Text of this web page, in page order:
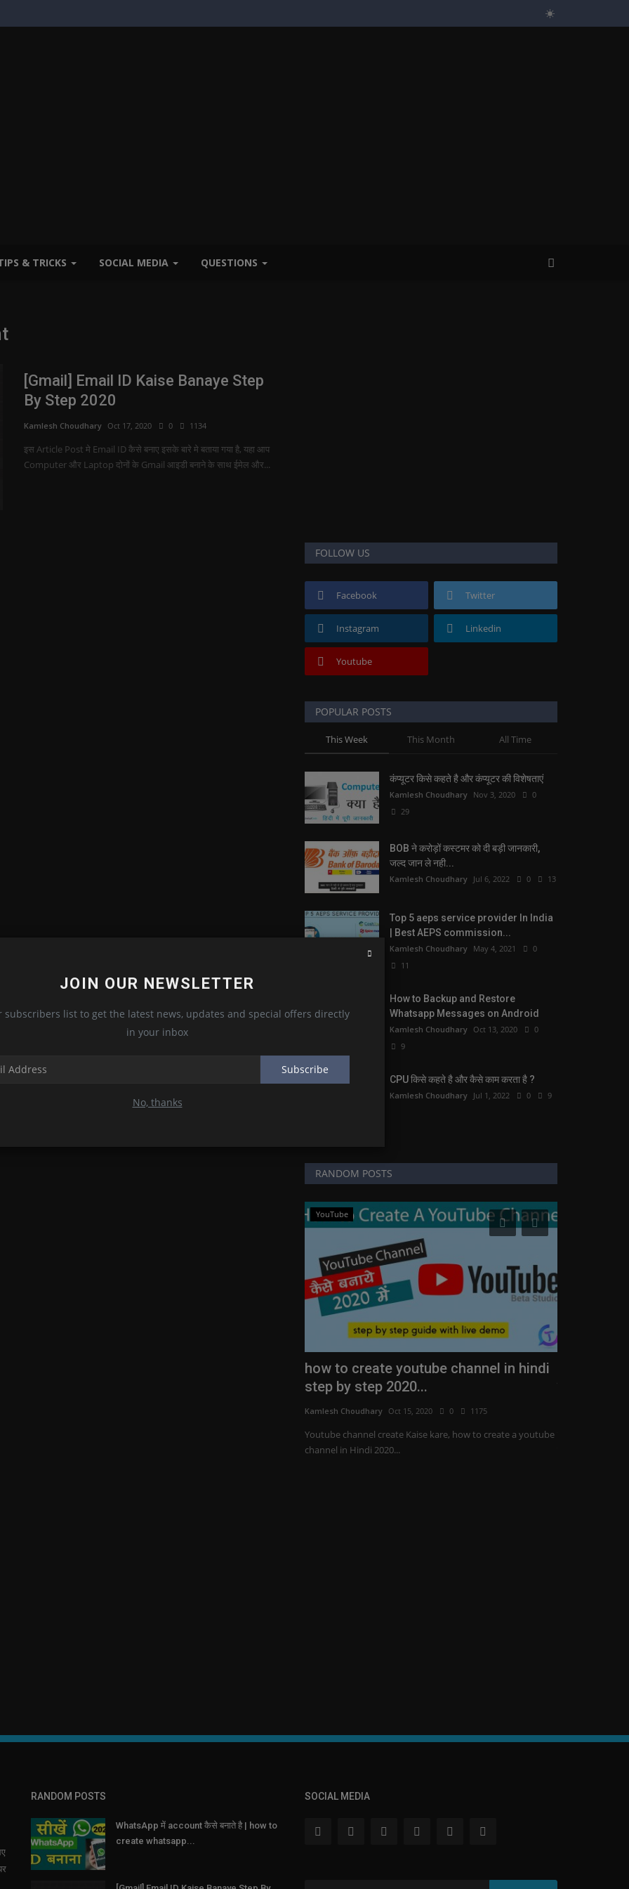
& TRICKS SOCIAL MEDIA QUESTIONS
JOIN OUR NEWSLETTER
subscribers list to get the latest news, updates and special offers directly
in your inbox
Subscribe
No, thanks
[Gmail] Email ID Kaise Banaye Step
By Step 2020
Kamlesh Choudhary Oct 17, 2020 0 1134
इस Article Post मे Email ID कैसे बनाए इसके बारे मे बताया गया है, यहा आप
Computer और Laptop दोनों के Gmail आइडी बनाने के साथ ईमेल और...
FOLLOW US
Facebook Twitter
Instagram Linkedin
Youtube
POPULAR POSTS
This Week This Month All Time
कंप्यूटर किसे कहते है और कंप्यूटर की विशेषताएं
Kamlesh Choudhary Nov 3, 2020
0
29
BOB ने करोड़ों कस्टमर को दी बड़ी जानकारी,
जल्द जान ले नही...
Kamlesh Choudhary Jul 6, 2022 0 13
Top 5 aeps service provider In India
| Best AEPS commission...
Kamlesh Choudhary May 4, 2021
0
11
How to Backup and Restore
Whatsapp Messages on Android
Kamlesh Choudhary Oct 13, 2020
0
9
CPU किसे कहते है और कैसे काम करता है ?
Kamlesh Choudhary Jul 1, 2022 0 9
RANDOM POSTS
YouTube
how to create youtube channel in hindi
step by step 2020...
Kamlesh Choudhary Oct 15, 2020 0 1175
Youtube channel create Kaise kare, how to create a youtube
channel in Hindi 2020...
RANDOM POSTS
WhatsApp में account कैसे बनाते है | how to
create whatsapp...
SOCIAL MEDIA